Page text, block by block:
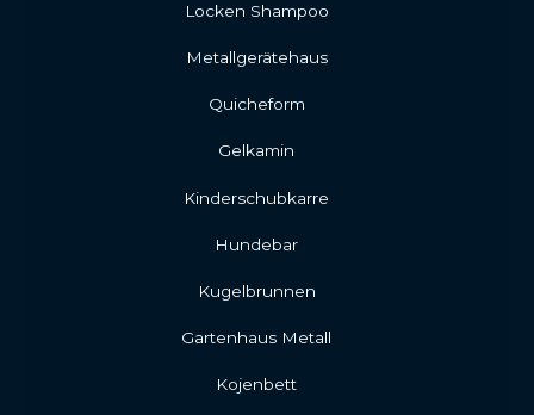
Locken Shampoo
Metallgerätehaus
Quicheform
Gelkamin
Kinderschubkarre
Hundebar
Kugelbrunnen
Gartenhaus Metall
Kojenbett